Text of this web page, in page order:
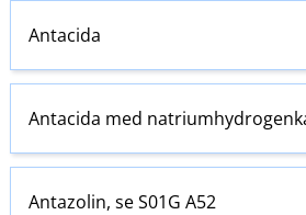
Antacida
Antacida med
Antazolin, se S01G A52